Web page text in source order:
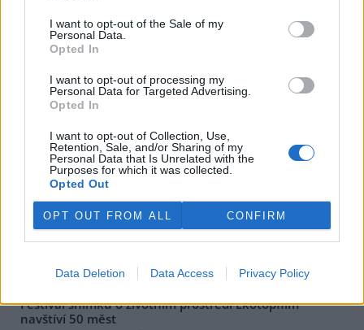
I want to opt-out of the Sale of my
Personal Data.
Opted In
I want to opt-out of processing my
Personal Data for Targeted Advertising.
Opted In
I want to opt-out of Collection, Use,
Retention, Sale, and/or Sharing of my
Personal Data that Is Unrelated with the
Purposes for which it was collected.
Opted Out
OPT OUT FROM ALL CONFIRM
Data Deletion Data Access Privacy Policy
nebo klasické prohlídky zahrad a parků zpestřuje doprovodný
program. Řada návštěvníků zavítala například do kroměřížské
Květné zahrady, která je spolu s tamní Podzámeckou zahradou a
V Polici začala výstava nazvaná Soužití s velkými
8.6.2016 16:15 | POLICE NAD METUJÍ (ČTK)
V městském muzeu v Polici
nad Metují začala výstava
šelmami. Expozice je přístupná
do 26. července a je jednou z
akcí k letošnímu 25. výročí vyhlášení Chráněné krajinné oblasti
(CHKO) Broumovsko, uvedl Petr Kuna z CHKO Broumovsko. Na
Festival snímků o životním prostředí Ekotopfilm
navštíví 50 měst